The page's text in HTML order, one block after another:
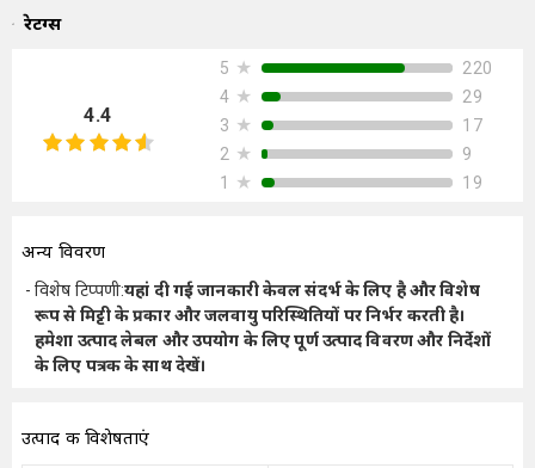
रेटिंग्स
4.4
5 ★
220
4 ★
29
3 ★
17
2 ★
9
1
★ 19
अन्य विवरण
विशेष टिप्पणी:यहां दी गई जानकारी केवल संदर्भ के लिए है और विशेष
रूप से मिट्टी के प्रकार और जलवायु परिस्थितियों पर निर्भर करती है।
हमेशा उत्पाद लेबल और उपयोग के लिए पूर्ण उत्पाद विवरण और निर्देशों
के लिए पत्रक के साथ देखें।
उत्पाद की विशेषताएं